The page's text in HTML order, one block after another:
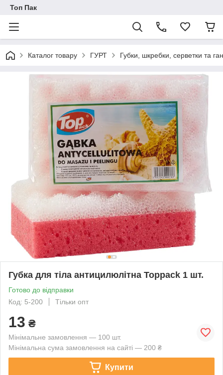
Топ Пак
Каталог товару ГУРТ Губки, шкребки, серветки та
Губка для тіла антицилюлітна Toppack 1 шт.
Готово до відправки
Код: 5-200
Тільки опт
13 ₴
Мінімальне замовлення — 100 шт.
Мінімальна сума замовлення на сайті — 200 ₴
Купити